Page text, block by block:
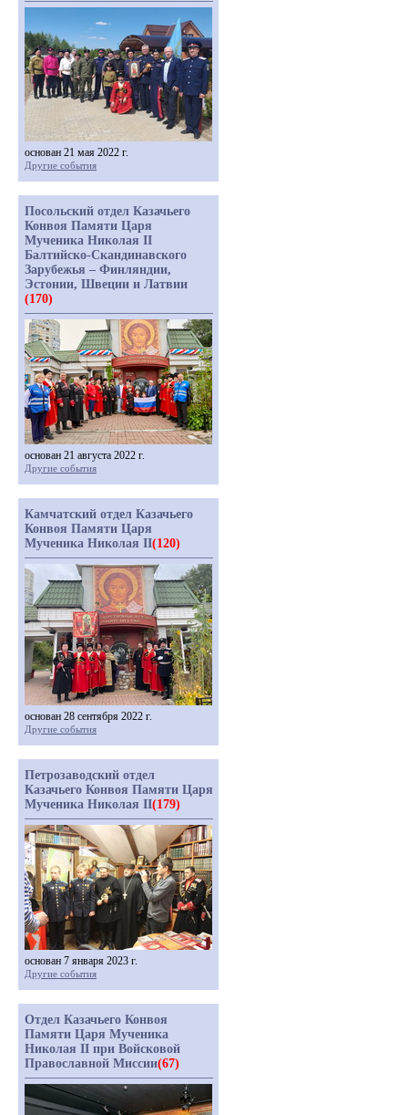
основан 21 мая 2022 г.
Другие события
Посольский отдел Казачьего
Конвоя Памяти Царя
Мученика Николая II
Балтийско-Скандинавского
Зарубежья – Финляндии,
Эстонии, Швеции и Латвии
(170)
основан 21 августа 2022 г.
Другие события
Камчатский отдел Казачьего
Конвоя Памяти Царя
Мученика Николая II(120)
основан 28 сентября 2022 г.
Другие события
Петрозаводский отдел
Казачьего Конвоя Памяти Царя
Мученика Николая II(179)
основан 7 января 2023 г.
Другие события
Отдел Казачьего Конвоя
Памяти Царя Мученика
Николая II при Войсковой
Православной Миссии(67)